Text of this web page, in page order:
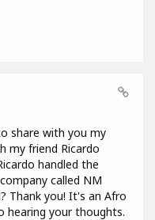
share with you my
my friend Ricardo
handled the
called NM
Thank you! It's an Afro
your thoughts.